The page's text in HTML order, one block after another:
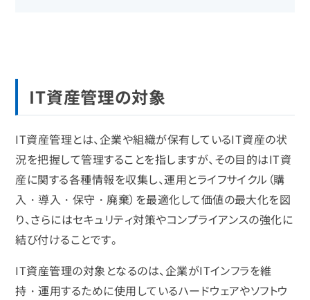
IT資産管理の対象
IT資産管理とは、企業や組織が保有しているIT資産の状
況を把握して管理することを指しますが、その目的はIT資
産に関する各種情報を収集し、運用とライフサイクル（購
入・導入・保守・廃棄）を最適化して価値の最大化を図
り、さらにはセキュリティ対策やコンプライアンスの強化に
結び付けることです。
IT資産管理の対象となるのは、企業がITインフラを維
持・運用するために使用しているハードウェアやソフトウ